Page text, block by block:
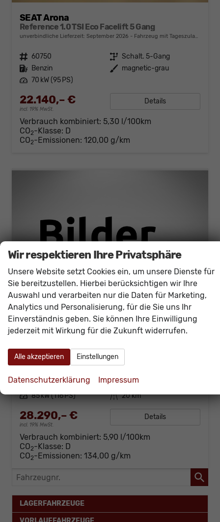
SEAT Arona
Reference 1.0 TSI Eco Facelift 5 Gang
unverbindliche Lieferzeit: September 2026 Fahrzeug mit Tageszulassung
Fahrzeugnr. 60750 Getriebe Schalt. 5-Gang
Kraftstoff Benzin Außenfarbe magnetic-grau
Leistung 70 kW (95 PS)
22.140,– €
incl. 19% MwSt.
Details
Verbrauch kombiniert: 5,30 l/100km
CO2-Klasse: D
CO2-Emissionen: 120,00 g/km
SEAT Arona
Kraftstoff Benzin Außenfarbe
Leistung 85 kW (116 PS) Kilometerstand 20 km
28.290,– €
incl. 19% MwSt.
Details
Verbrauch kombiniert: 5,90 l/100km
CO2-Klasse: D
CO2-Emissionen: 134,00 g/km
Fahrzeugnr.
LAGERFAHRZEUGE
Wir respektieren Ihre Privatsphäre
Unsere Website setzt Cookies ein, um unsere Dienste für
Sie bereitzustellen. Hierbei berücksichtigen wir Ihre
Auswahl und verarbeiten nur die Daten für Marketing,
Analytics und Personalisierung, für die Sie uns Ihr
Einverständnis geben. Sie können Ihre Einwilligung
jederzeit mit Wirkung für die Zukunft widerrufen.
Alle akzeptieren Einstellungen
Datenschutzerklärung Impressum